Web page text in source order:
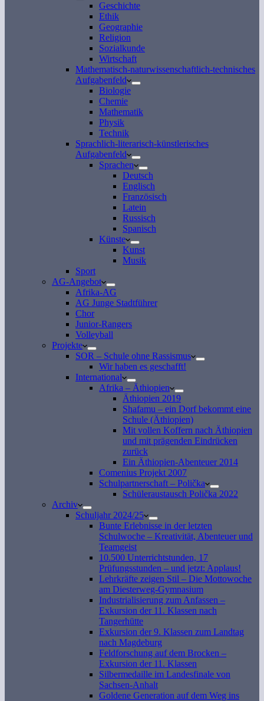
Geschichte
Ethik
Geographie
Religion
Sozialkunde
Wirtschaft
Mathematisch-naturwissenschaftlich-technisches
Aufgabenfeld
Biologie
Chemie
Mathematik
Physik
Technik
Sprachlich-literarisch-künstlerisches
Aufgabenfeld
Sprachen
Deutsch
Englisch
Französisch
Latein
Russisch
Spanisch
Künste
Kunst
Musik
Sport
AG-Angebot
Afrika-AG
AG Junge Stadtführer
Chor
Junior-Rangers
Volleyball
Projekte
SOR – Schule ohne Rassismus
Wir haben es geschafft!
International
Afrika – Äthiopien
Äthiopien 2019
Shafamu – ein Dorf bekommt eine
Schule (Äthiopien)
Mit vollen Koffern nach Äthiopien
und mit prägenden Eindrücken
zurück
Ein Äthiopien-Abenteuer 2014
Comenius Projekt 2007
Schulpartnerschaft – Polička
Schüleraustausch Polička 2022
Archiv
Schuljahr 2024/25
Bunte Erlebnisse in der letzten
Schulwoche – Kreativität, Abenteuer und
Teamgeist
10.500 Unterrichtstunden, 17
Prüfungsstunden – und jetzt: Applaus!
Lehrkräfte zeigen Stil – Die Mottowoche
am Diesterweg-Gymnasium
Industrialisierung zum Anfassen –
Exkursion der 11. Klassen nach
Tangerhütte
Exkursion der 9. Klassen zum Landtag
nach Magdeburg
Feldforschung auf dem Brocken –
Exkursion der 11. Klassen
Silbermedaille im Landesfinale von
Sachsen-Anhalt
Goldene Generation auf dem Weg ins